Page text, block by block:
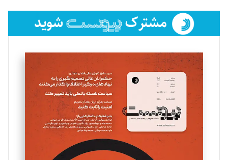
فائزه فتحی رستمی
تحریریه
سروش کرمیان
تحریریه
مینا پاکدل